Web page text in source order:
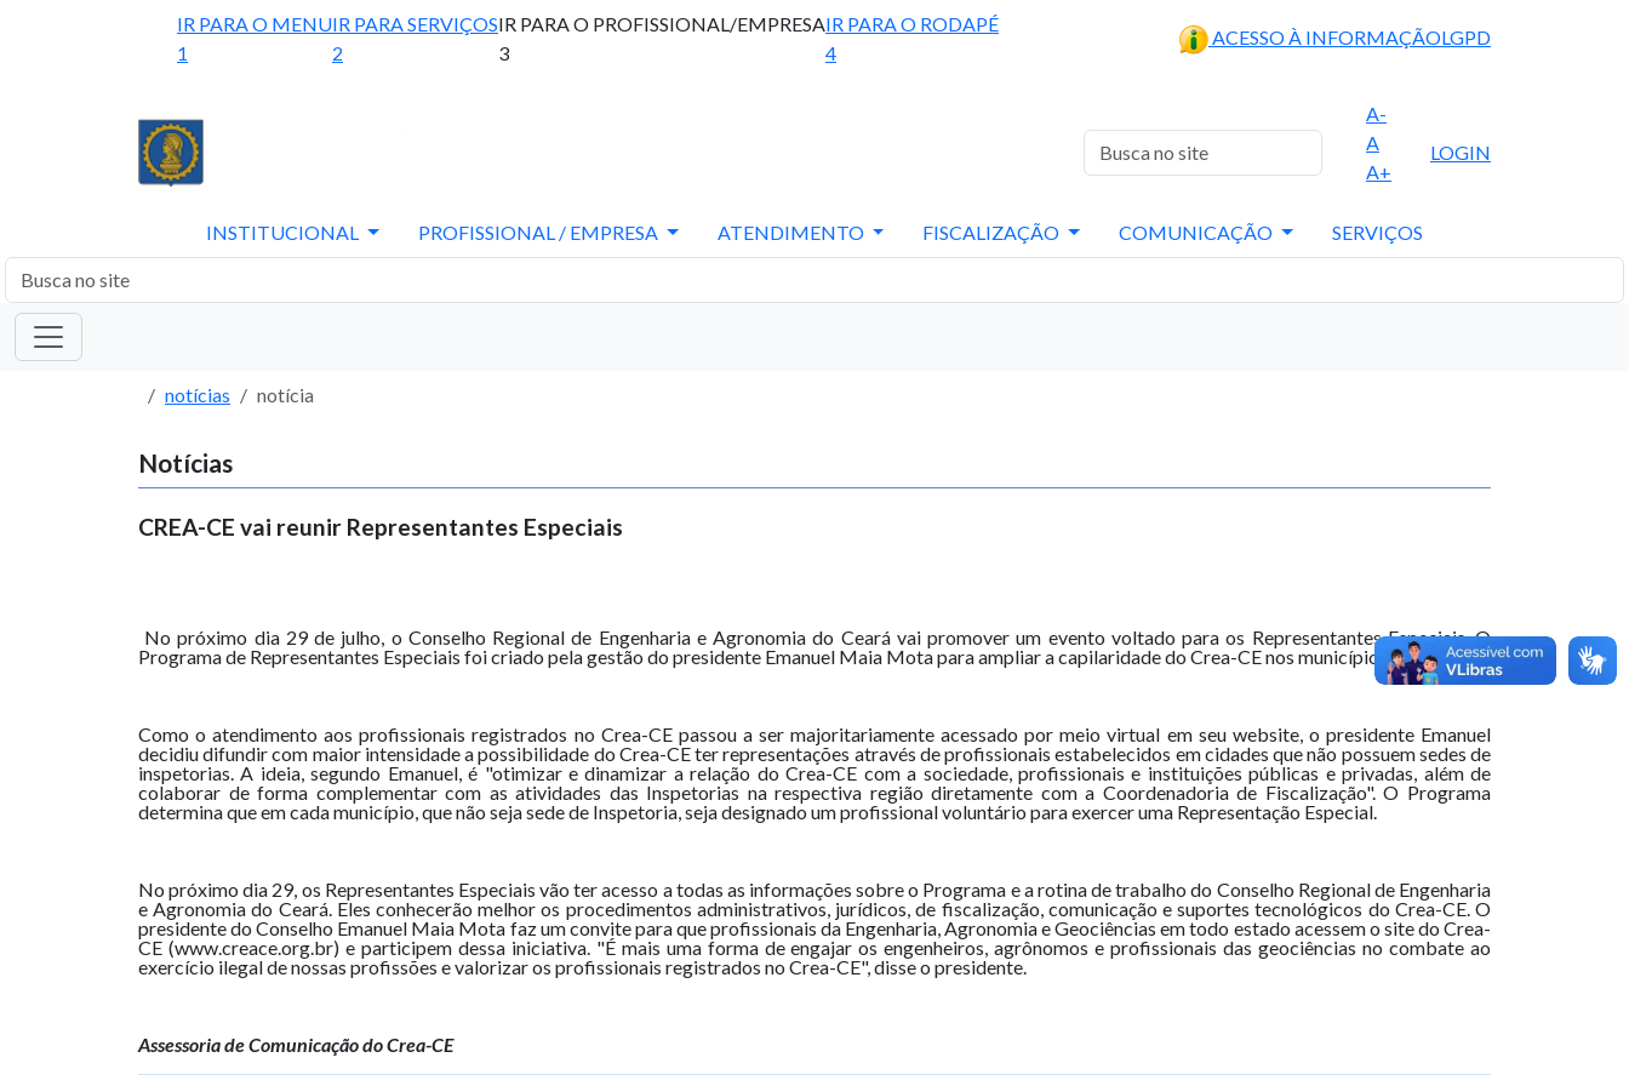
IR PARA O MENU
1
IR PARA SERVIÇOS
2
IR PARA O PROFISSIONAL/EMPRESA
3
IR PARA O RODAPÉ
4
ACESSO À INFORMAÇÃOLGPD
A-
A
A+
LOGIN
INSTITUCIONAL PROFISSIONAL / EMPRESA ATENDIMENTO FISCALIZAÇÃO COMUNICAÇÃO SERVIÇOS
notícias notícia
Notícias
CREA-CE vai reunir Representantes Especiais
No próximo dia 29 de julho, o Conselho Regional de Engenharia e Agronomia do Ceará vai promover um evento voltado para os Representantes Especiais. O
Programa de Representantes Especiais foi criado pela gestão do presidente Emanuel Maia Mota para ampliar a capilaridade do Crea-CE nos municípios cearenses.
Como o atendimento aos profissionais registrados no Crea-CE passou a ser majoritariamente acessado por meio virtual em seu website, o presidente Emanuel
decidiu difundir com maior intensidade a possibilidade do Crea-CE ter representações através de profissionais estabelecidos em cidades que não possuem sedes de
inspetorias. A ideia, segundo Emanuel, é "otimizar e dinamizar a relação do Crea-CE com a sociedade, profissionais e instituições públicas e privadas, além de
colaborar de forma complementar com as atividades das Inspetorias na respectiva região diretamente com a Coordenadoria de Fiscalização". O Programa
determina que em cada município, que não seja sede de Inspetoria, seja designado um profissional voluntário para exercer uma Representação Especial.
No próximo dia 29, os Representantes Especiais vão ter acesso a todas as informações sobre o Programa e a rotina de trabalho do Conselho Regional de Engenharia
e Agronomia do Ceará. Eles conhecerão melhor os procedimentos administrativos, jurídicos, de fiscalização, comunicação e suportes tecnológicos do Crea-CE. O
presidente do Conselho Emanuel Maia Mota faz um convite para que profissionais da Engenharia, Agronomia e Geociências em todo estado acessem o site do Crea-
CE (www.creace.org.br) e participem dessa iniciativa. "É mais uma forma de engajar os engenheiros, agrônomos e profissionais das geociências no combate ao
exercício ilegal de nossas profissões e valorizar os profissionais registrados no Crea-CE", disse o presidente.
Assessoria de Comunicação do Crea-CE